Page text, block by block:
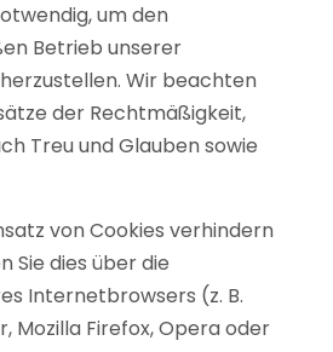
um den
Betrieb unserer
Wir beachten
der Rechtmäßigkeit,
Treu und Glauben sowie
von Cookies verhindern
Sie dies über die
Internetbrowsers (z. B.
Mozilla Firefox, Opera oder